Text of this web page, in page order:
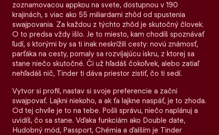
zoznamovacou appkou na svete, dostupnou v 190
krajinách, s viac ako 55 miliardami zhôd od spustenia
swajpovania. Za každou z týchto zhôd je skutočný človek.
O to predsa vždy išlo. Je to miesto, kam chodíš spoznávať
ľudí, s ktorými by sa ti inak neskrížili cesty: novú známosť,
parťáka na cesty, pomaly sa rozvíjajúcu iskru, z ktorej sa
stane niečo skutočné. Či už hľadáš čokoľvek, alebo zatiaľ
nehľadáš nič, Tinder ti dáva priestor zistiť, čo ti sedí.
Vytvor si profil, nastav si svoje preferencie a začni
swajpovať. Lajkni niekoho, a ak ťa lajkne naspäť, je to zhoda.
Od tej chvíle je to na tebe. Pošli správu, niečo naplánuj a
uvidíš, čo sa stane. Vďaka funkciám ako Double date,
Hudobný mód, Passport, Chémia a ďalším je Tinder